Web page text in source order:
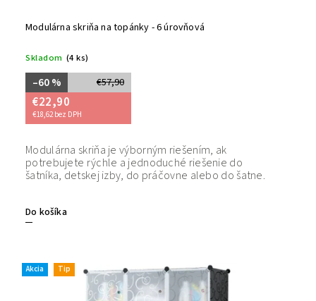
Modulárna skriňa na topánky - 6 úrovňová
Skladom (4 ks)
€57,90
–60 %
€22,90
€18,62 bez DPH
Do košíka
Modulárna skriňa je výborným riešením, ak
potrebujete rýchle a jednoduché riešenie do
šatníka, detskej izby, do práčovne alebo do šatne.
Akcia Tip